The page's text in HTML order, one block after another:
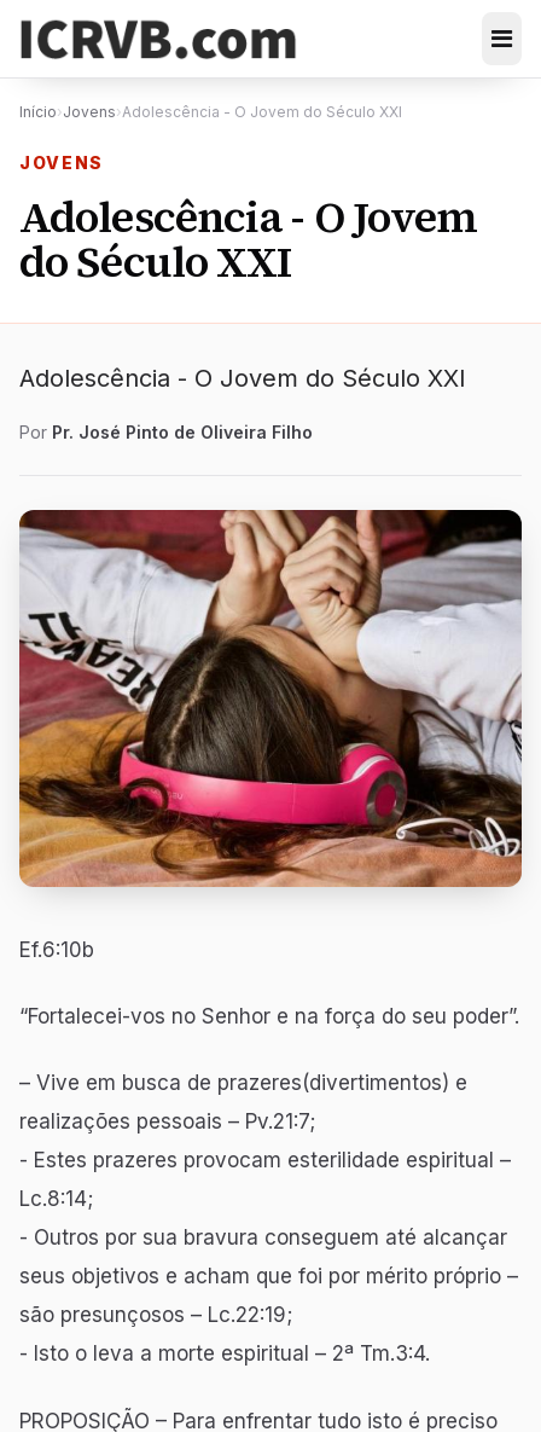
Início›Jovens›Adolescência - O Jovem do Século XXI
JOVENS
Adolescência - O Jovem
do Século XXI
Adolescência - O Jovem do Século XXI
Por Pr. José Pinto de Oliveira Filho
Ef.6:10b
“Fortalecei-vos no Senhor e na força do seu poder”.
– Vive em busca de prazeres(divertimentos) e
realizações pessoais – Pv.21:7;
- Estes prazeres provocam esterilidade espiritual –
Lc.8:14;
- Outros por sua bravura conseguem até alcançar
seus objetivos e acham que foi por mérito próprio –
são presunçosos – Lc.22:19;
- Isto o leva a morte espiritual – 2ª Tm.3:4.
PROPOSIÇÃO – Para enfrentar tudo isto é preciso